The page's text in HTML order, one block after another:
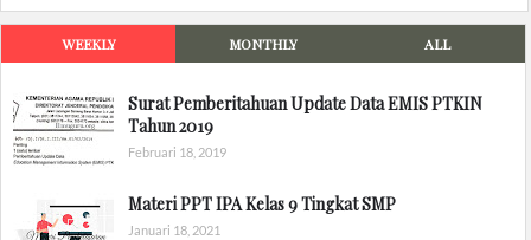
WEEKLY MONTHLY ALL
Surat Pemberitahuan Update Data EMIS PTKIN
Tahun 2019
Februari 18, 2019
Materi PPT IPA Kelas 9 Tingkat SMP
Januari 18, 2021